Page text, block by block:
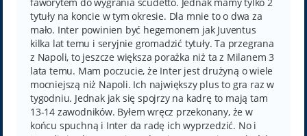
tytuły na koncie w tym okresie. Dla mnie to o dwa za
mało. Inter powinien być hegemonem jak Juventus
kilka lat temu i seryjnie gromadzić tytuły. Ta przegrana
z Napoli, to jeszcze większa porażka niż ta z Milanem 3
lata temu. Mam poczucie, że Inter jest drużyną o wiele
mocniejszą niż Napoli. Ich największy plus to gra raz w
tygodniu. Jednak jak się spojrzy na kadrę to mają tam
13-14 zawodników. Byłem wręcz przekonany, że w
końcu spuchną i Inter da radę ich wyprzedzić. No i